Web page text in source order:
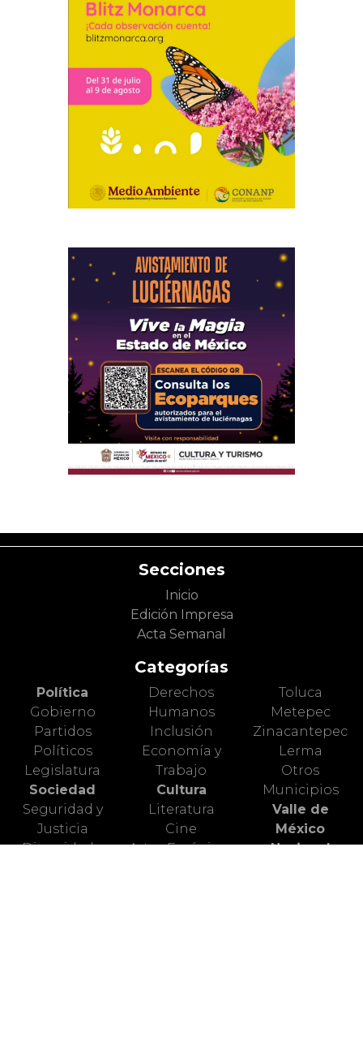
Secciones
Inicio
Edición Impresa
Acta Semanal
Categorías
Política
Gobierno
Partidos
Políticos
Legislatura
Sociedad
Seguridad y
Justicia
Diversidad y
Derechos
Humanos
Inclusión
Economía y
Trabajo
Cultura
Literatura
Cine
Artes Escénicas
Toluca
Metepec
Zinacantepec
Lerma
Otros
Municipios
Valle de
México
Nacional